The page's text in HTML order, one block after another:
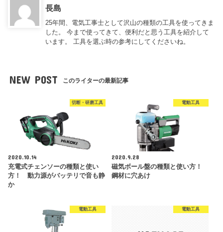
長島
25年間、電気工事士として沢山の種類の工具を使ってきま
した。 今まで使ってきて、便利だと思う工具を紹介して
います。 工具を選ぶ時の参考にしてくださいね。
NEW POST このライターの最新記事
切断・研磨工具
2020.10.14
充電式チェンソーの種類と使い
方！ 動力源がバッテリで音も静
か
電動工具
2020.9.28
磁気ボール盤の種類と使い方！
鋼材に穴あけ
電動工具 電動工具